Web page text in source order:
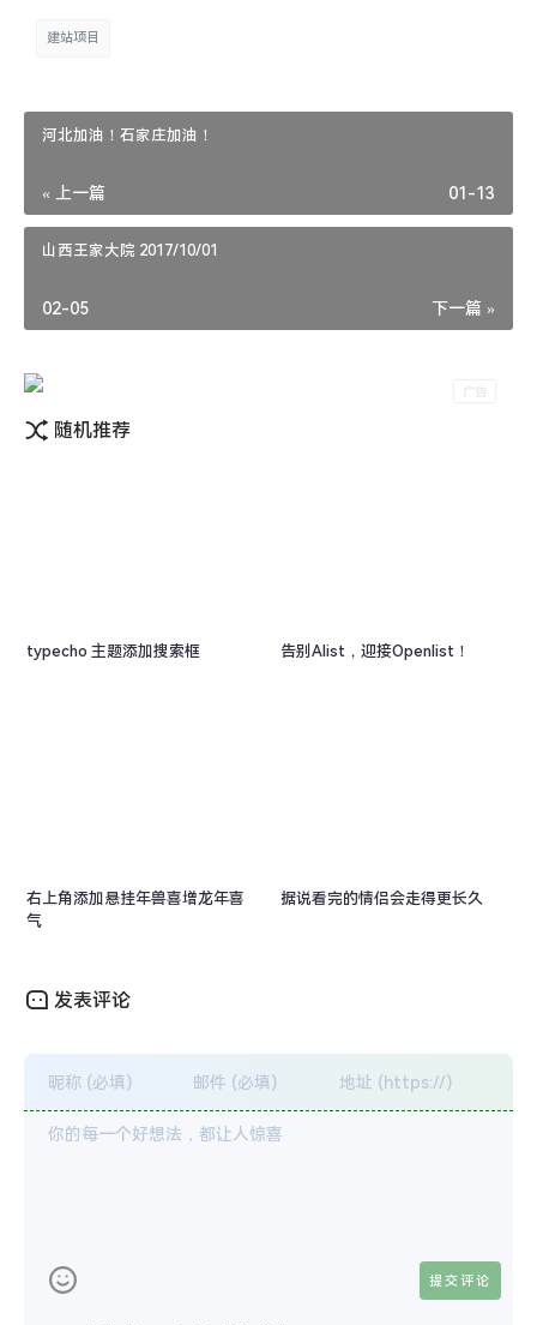
建站项目
河北加油！石家庄加油！
« 上一篇 01-13
山西王家大院 2017/10/01
下一篇 »
02-05
随机推荐
typecho 主题添加搜索框 告别Alist，迎接Openlist！
右上角添加悬挂年兽喜增龙年喜
气
据说看完的情侣会走得更长久
发表评论